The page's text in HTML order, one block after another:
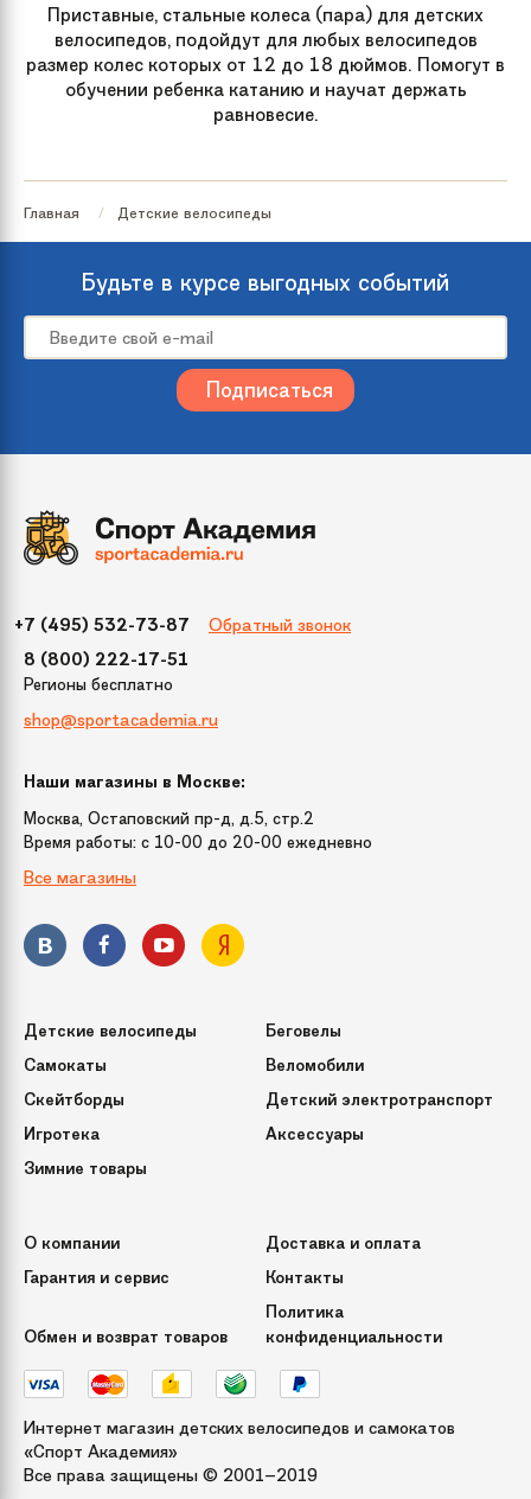
Приставные, стальные колеса (пара) для детских
велосипедов, подойдут для любых велосипедов
размер колес которых от 12 до 18 дюймов. Помогут в
обучении ребенка катанию и научат держать
равновесие.
Главная Детские велосипеды
Будьте в курсе выгодных событий
+7 (495) 532-73-87 Обратный звонок
8 (800) 222-17-51
Регионы бесплатно
shop@sportacademia.ru
Наши магазины в Москве:
Москва, Остаповский пр-д, д.5, стр.2
Время работы: c 10-00 до 20-00 ежедневно
Все магазины
Детские велосипеды
Беговелы
Самокаты
Веломобили
Скейтборды
Детский электротранспорт
Игротека
Аксессуары
Зимние товары
О компании
Доставка и оплата
Гарантия и сервис
Контакты
Обмен и возврат товаров
Политика
конфиденциальности
Интернет магазин детских велосипедов и самокатов
«Спорт Академия»
Все права защищены © 2001–2019